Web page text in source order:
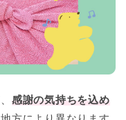
感謝の気持ちを込め